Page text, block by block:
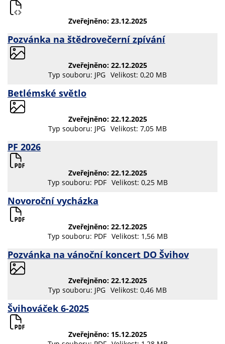
Zveřejněno: 23.12.2025
Pozvánka na štědrovečerní zpívání
Zveřejněno: 22.12.2025
Typ souboru: JPG Velikost: 0,20 MB
Betlémské světlo
Zveřejněno: 22.12.2025
Typ souboru: JPG Velikost: 7,05 MB
PF 2026
Zveřejněno: 22.12.2025
Typ souboru: PDF Velikost: 0,25 MB
Novoroční vycházka
Zveřejněno: 22.12.2025
Typ souboru: PDF Velikost: 1,56 MB
Pozvánka na vánoční koncert DO Švihov
Zveřejněno: 22.12.2025
Typ souboru: JPG Velikost: 0,46 MB
Švihováček 6-2025
Zveřejněno: 15.12.2025